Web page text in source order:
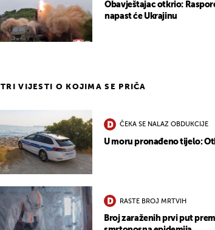
Obavještajac otkrio:
napast će Ukrajinu
TRI VIJESTI O KOJIMA SE PRIČA
ČEKA SE NALAZ OBDUKCIJE
U moru pronađeno tijelo:
RASTE BROJ MRTVIH
Broj zaraženih prvi put